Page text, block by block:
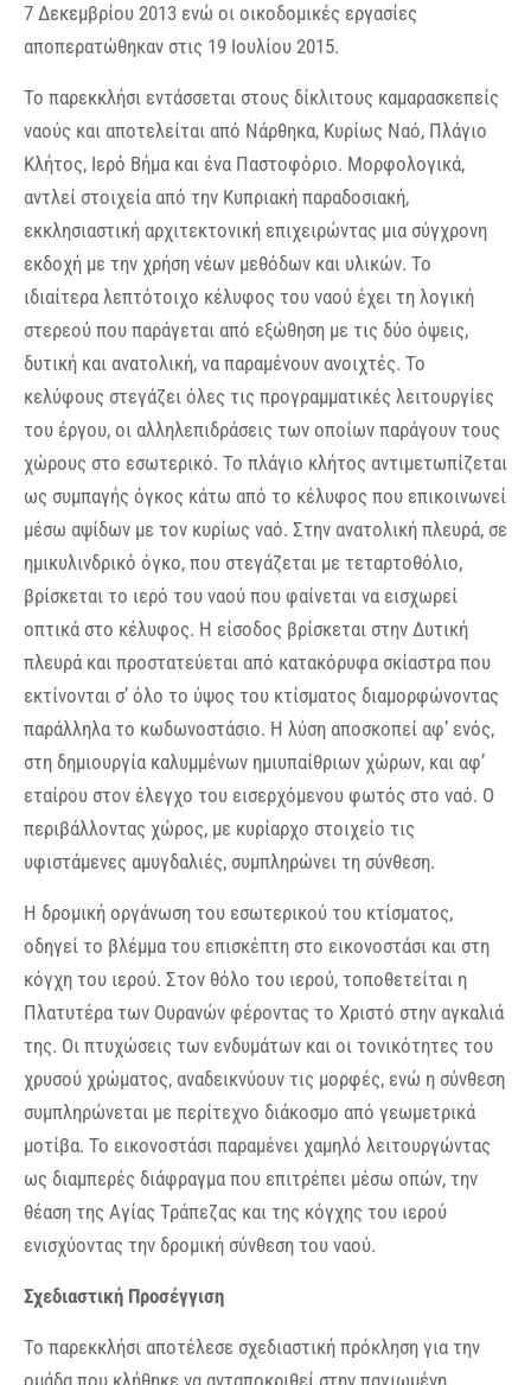
7 Δεκεμβρίου 2013 ενώ οι οικοδομικές εργασίες
αποπερατώθηκαν στις 19 Ιουλίου 2015.
Το παρεκκλήσι εντάσσεται στους δίκλιτους καμαρασκεπείς
ναούς και αποτελείται από Νάρθηκα, Κυρίως Ναό, Πλάγιο
Κλήτος, Ιερό Βήμα και ένα Παστοφόριο. Μορφολογικά,
αντλεί στοιχεία από την Κυπριακή παραδοσιακή,
εκκλησιαστική αρχιτεκτονική επιχειρώντας μια σύγχρονη
εκδοχή με την χρήση νέων μεθόδων και υλικών. Το
ιδιαίτερα λεπτότοιχο κέλυφος του ναού έχει τη λογική
στερεού που παράγεται από εξώθηση με τις δύο όψεις,
δυτική και ανατολική, να παραμένουν ανοιχτές. Το
κελύφους στεγάζει όλες τις προγραμματικές λειτουργίες
του έργου, οι αλληλεπιδράσεις των οποίων παράγουν τους
χώρους στο εσωτερικό. Το πλάγιο κλήτος αντιμετωπίζεται
ως συμπαγής όγκος κάτω από το κέλυφος που επικοινωνεί
μέσω αψίδων με τον κυρίως ναό. Στην ανατολική πλευρά, σε
ημικυλινδρικό όγκο, που στεγάζεται με τεταρτοθόλιο,
βρίσκεται το ιερό του ναού που φαίνεται να εισχωρεί
οπτικά στο κέλυφος. Η είσοδος βρίσκεται στην Δυτική
πλευρά και προστατεύεται από κατακόρυφα σκίαστρα που
εκτίνονται σ’ όλο το ύψος του κτίσματος διαμορφώνοντας
παράλληλα το κωδωνοστάσιο. Η λύση αποσκοπεί αφ’ ενός,
στη δημιουργία καλυμμένων ημιυπαίθριων χώρων, και αφ’
εταίρου στον έλεγχο του εισερχόμενου φωτός στο ναό. Ο
περιβάλλοντας χώρος, με κυρίαρχο στοιχείο τις
υφιστάμενες αμυγδαλιές, συμπληρώνει τη σύνθεση.
Η δρομική οργάνωση του εσωτερικού του κτίσματος,
οδηγεί το βλέμμα του επισκέπτη στο εικονοστάσι και στη
κόγχη του ιερού. Στον θόλο του ιερού, τοποθετείται η
Πλατυτέρα των Ουρανών φέροντας το Χριστό στην αγκαλιά
της. Οι πτυχώσεις των ενδυμάτων και οι τονικότητες του
χρυσού χρώματος, αναδεικνύουν τις μορφές, ενώ η σύνθεση
συμπληρώνεται με περίτεχνο διάκοσμο από γεωμετρικά
μοτίβα. Το εικονοστάσι παραμένει χαμηλό λειτουργώντας
ως διαμπερές διάφραγμα που επιτρέπει μέσω οπών, την
θέαση της Αγίας Τράπεζας και της κόγχης του ιερού
ενισχύοντας την δρομική σύνθεση του ναού.
Σχεδιαστική Προσέγγιση
Το παρεκκλήσι αποτέλεσε σχεδιαστική πρόκληση για την
ομάδα που κλήθηκε να ανταποκριθεί στην παγιωμένη,